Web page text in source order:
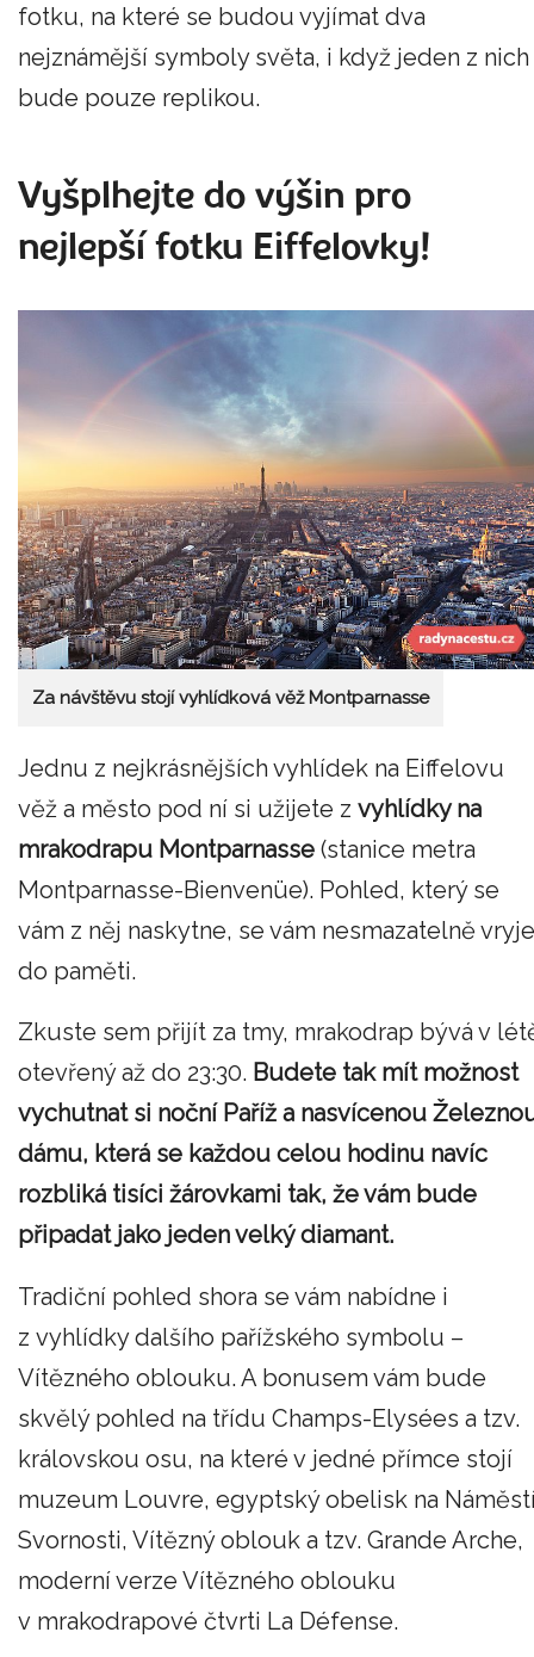
fotku, na které se budou vyjímat dva
nejznámější symboly světa, i když jeden z nich
bude pouze replikou.
Vyšplhejte do výšin pro
nejlepší fotku Eiffelovky!
Za návštěvu stojí vyhlídková věž Montparnasse
Jednu z nejkrásnějších vyhlídek na Eiffelovu
věž a město pod ní si užijete z vyhlídky na
mrakodrapu Montparnasse (stanice metra
Montparnasse-Bienvenüe). Pohled, který se
vám z něj naskytne, se vám nesmazatelně vryje
do paměti.
Zkuste sem přijít za tmy, mrakodrap bývá v
otevřený až do 23:30. Budete tak mít možnost
vychutnat si noční Paříž a nasvícenou
dámu, která se každou celou hodinu navíc
rozbliká tisíci žárovkami tak, že vám bude
připadat jako jeden velký diamant.
Tradiční pohled shora se vám nabídne i
z vyhlídky dalšího pařížského symbolu –
Vítězného oblouku. A bonusem vám bude
skvělý pohled na třídu Champs-Elysées a tzv.
královskou osu, na které v jedné přímce stojí
muzeum Louvre, egyptský obelisk na
Svornosti, Vítězný oblouk a tzv. Grande Arche,
moderní verze Vítězného oblouku
v mrakodrapové čtvrti La Défense.